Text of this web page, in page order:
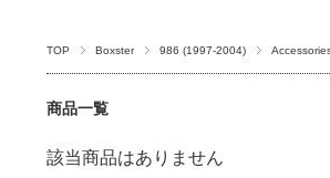
TOP Boxster 986 (1997-2004)
商品一覧
該当商品はありません